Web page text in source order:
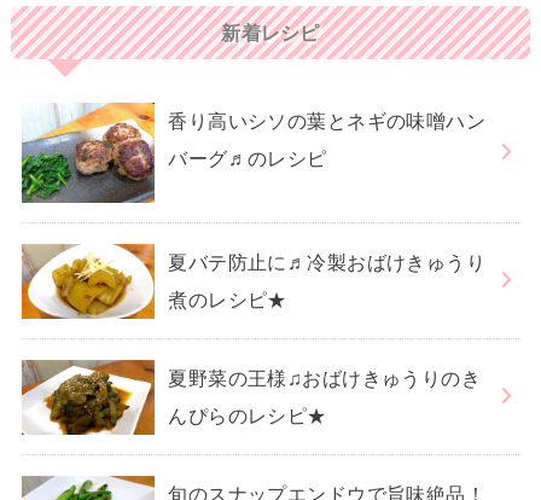
新着レシピ
香り高いシソの葉とネギの味噌ハン
バーグ♬のレシピ
夏バテ防止に♬冷製おばけきゅうり
煮のレシピ★
夏野菜の王様♫おばけきゅうりのき
んぴらのレシピ★
旬のスナップエンドウで旨味絶品！